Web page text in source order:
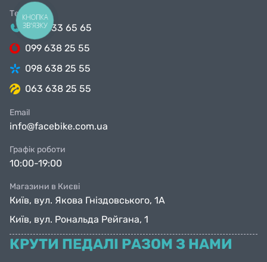
Телефони
044 333 65 65
099 638 25 55
098 638 25 55
063 638 25 55
Email
info@facebike.com.ua
Графік роботи
10:00-19:00
Магазини в Києві
Київ, вул. Якова Гніздовського, 1А
Київ, вул. Рональда Рейгана, 1
КРУТИ ПЕДАЛІ РАЗОМ З НАМИ
КНОПКА
ЗВ'ЯЗКУ